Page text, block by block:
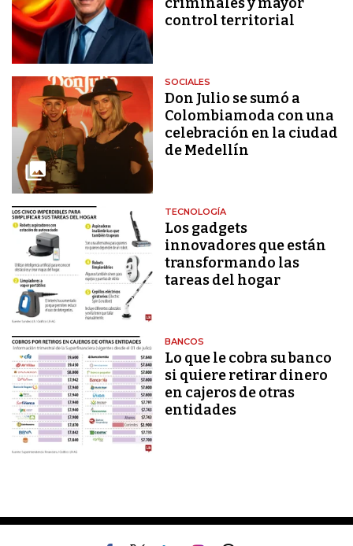
control territorial
SOCIALES
Don Julio se sumó a
Colombiamoda con una
celebración en la ciudad
de Medellín
TECNOLOGÍA
Los gadgets
innovadores que están
transformando las
tareas del hogar
BANCOS
Lo que le cobra su banco
si quiere retirar dinero
en cajeros de otras
entidades